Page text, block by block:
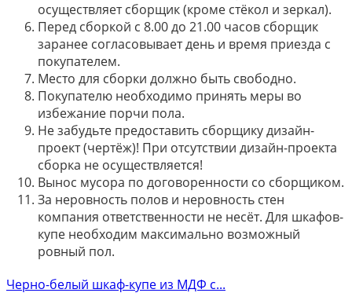
осуществляет сборщик (кроме стёкол и зеркал).
Перед сборкой с 8.00 до 21.00 часов сборщик
заранее согласовывает день и время приезда с
покупателем.
Место для сборки должно быть свободно.
Покупателю необходимо принять меры во
избежание порчи пола.
Не забудьте предоставить сборщику дизайн-
проект (чертёж)! При отсутствии дизайн-проекта
сборка не осуществляется!
Вынос мусора по договоренности со сборщиком.
За неровность полов и неровность стен
компания ответственности не несёт. Для шкафов-
купе необходим максимально возможный
ровный пол.
Черно-белый шкаф-купе из МДФ с...